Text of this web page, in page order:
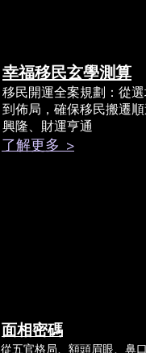
幸福移民玄學測算
移民開運全案規劃：從
到佈局，確保移民搬遷
興隆、財運亨通
了解更多 >
面相密碼
從五官格局、額頭眉眼、鼻